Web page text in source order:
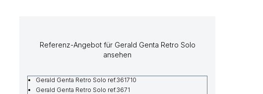
Referenz-Angebot für Gerald Genta Retro Solo
ansehen
Gerald Genta Retro Solo ref.361710
Gerald Genta Retro Solo ref.3671